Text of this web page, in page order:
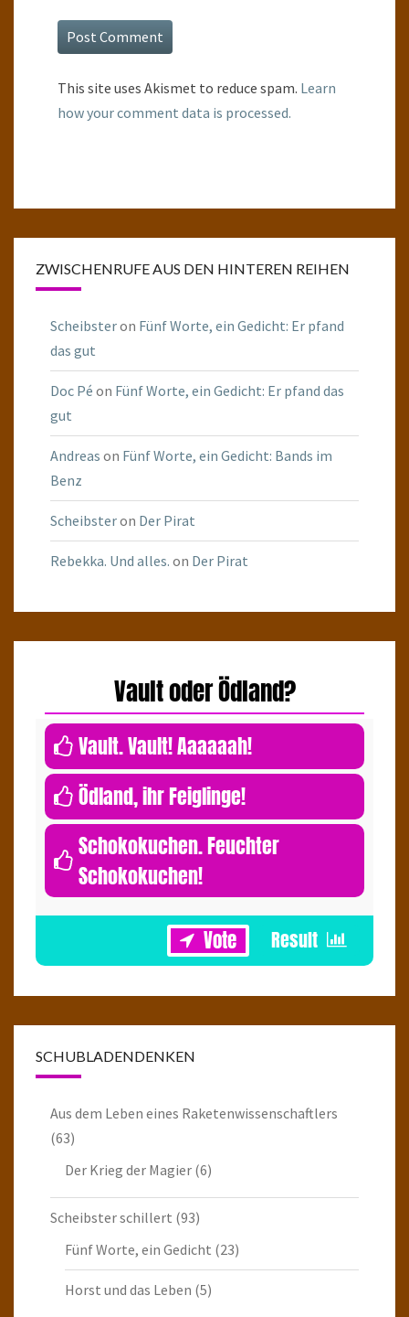
This site uses Akismet to reduce spam. Learn
how your comment data is processed.
ZWISCHENRUFE AUS DEN HINTEREN REIHEN
Scheibsteron Fünf Worte, ein Gedicht: Er pfand
das gut
Doc Pé on Fünf Worte, ein Gedicht: Er pfand das
gut
Andreas on Fünf Worte, ein Gedicht: Bands im
Benz
Scheibsteron Der Pirat
Rebekka. Und alles. on Der Pirat
Vault oder Ödland?
Vault. Vault! Aaaaaah!
Ödland, ihr Feiglinge!
Schokokuchen. Feuchter
Schokokuchen!
SCHUBLADENDENKEN
Aus dem Leben eines Raketenwissenschaftlers
(63)
Der Krieg der Magier (6)
Scheibster schillert (93)
Fünf Worte, ein Gedicht (23)
Horst und das Leben (5)